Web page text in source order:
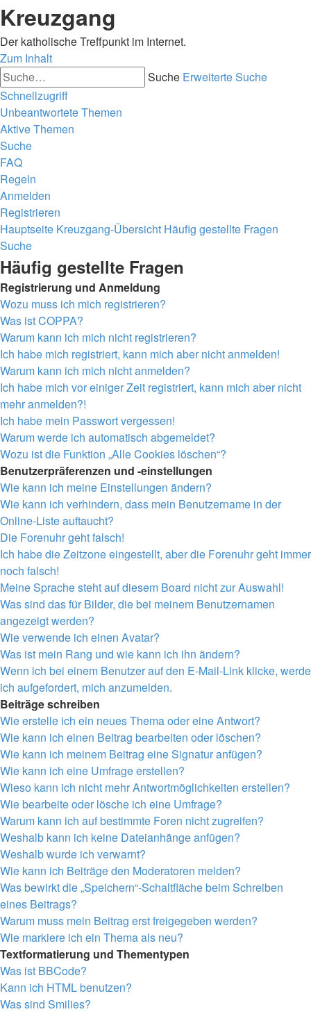
Kreuzgang
Der katholische Treffpunkt im Internet.
Zum Inhalt
Suche Erweiterte Suche
Schnellzugriff
Unbeantwortete Themen
Aktive Themen
Suche
FAQ
Regeln
Anmelden
Registrieren
Hauptseite Kreuzgang-Übersicht Häufig gestellte Fragen
Suche
Häufig gestellte Fragen
Registrierung und Anmeldung
Wozu muss ich mich registrieren?
Was ist COPPA?
Warum kann ich mich nicht registrieren?
Ich habe mich registriert, kann mich aber nicht anmelden!
Warum kann ich mich nicht anmelden?
Ich habe mich vor einiger Zeit registriert, kann mich aber nicht
mehr anmelden?!
Ich habe mein Passwort vergessen!
Warum werde ich automatisch abgemeldet?
Wozu ist die Funktion „Alle Cookies löschen“?
Benutzerpräferenzen und -einstellungen
Wie kann ich meine Einstellungen ändern?
Wie kann ich verhindern, dass mein Benutzername in der
Online-Liste auftaucht?
Die Forenuhr geht falsch!
Ich habe die Zeitzone eingestellt, aber die Forenuhr geht immer
noch falsch!
Meine Sprache steht auf diesem Board nicht zur Auswahl!
Was sind das für Bilder, die bei meinem Benutzernamen
angezeigt werden?
Wie verwende ich einen Avatar?
Was ist mein Rang und wie kann ich ihn ändern?
Wenn ich bei einem Benutzer auf den E-Mail-Link klicke, werde
ich aufgefordert, mich anzumelden.
Beiträge schreiben
Wie erstelle ich ein neues Thema oder eine Antwort?
Wie kann ich einen Beitrag bearbeiten oder löschen?
Wie kann ich meinem Beitrag eine Signatur anfügen?
Wie kann ich eine Umfrage erstellen?
Wieso kann ich nicht mehr Antwortmöglichkeiten erstellen?
Wie bearbeite oder lösche ich eine Umfrage?
Warum kann ich auf bestimmte Foren nicht zugreifen?
Weshalb kann ich keine Dateianhänge anfügen?
Weshalb wurde ich verwarnt?
Wie kann ich Beiträge den Moderatoren melden?
Was bewirkt die „Speichern“-Schaltfläche beim Schreiben
eines Beitrags?
Warum muss mein Beitrag erst freigegeben werden?
Wie markiere ich ein Thema als neu?
Textformatierung und Thementypen
Was ist BBCode?
Kann ich HTML benutzen?
Was sind Smilies?